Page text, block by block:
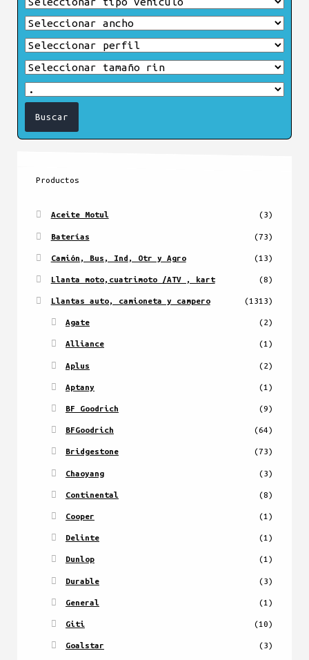
Productos
Aceite Motul (3)
Baterías (73)
Camión, Bus, Ind, Otr y Agro (13)
Llanta moto,cuatrimoto /ATV , kart (8)
Llantas auto, camioneta y campero (1313)
Agate (2)
Alliance (1)
Aplus (2)
Aptany (1)
BF Goodrich (9)
BFGoodrich (64)
Bridgestone (73)
Chaoyang (3)
Continental (8)
Cooper (1)
Delinte (1)
Dunlop (1)
Durable (3)
General (1)
Giti (10)
Goalstar (3)